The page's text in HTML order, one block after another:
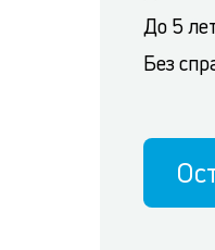
До 5
Без